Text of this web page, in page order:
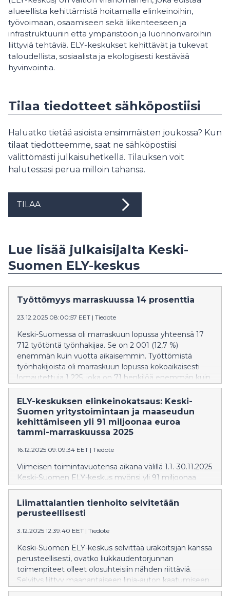
alueellista kehittämistä hoitamalla elinkeinoihin,
työvoimaan, osaamiseen sekä liikenteeseen ja
infrastruktuuriin että ympäristöön ja luonnonvaroihin
liittyviä tehtäviä. ELY-keskukset kehittävät ja tukevat
taloudellista, sosiaalista ja ekologisesti kestävää
hyvinvointia.
Tilaa tiedotteet sähköpostiisi
Haluatko tietää asioista ensimmäisten joukossa? Kun
tilaat tiedotteemme, saat ne sähköpostiisi
välittömästi julkaisuhetkellä. Tilauksen voit
halutessasi perua milloin tahansa.
TILAA
Lue lisää julkaisijalta Keski-
Suomen ELY-keskus
Työttömyys marraskuussa 14 prosenttia
23.12.2025 08:00:57 EET | Tiedote
Keski-Suomessa oli marraskuun lopussa yhteensä 17
712 työtöntä työnhakijaa. Se on 2 001 (12,7 %)
enemmän kuin vuotta aikaisemmin. Työttömistä
työnhakijoista oli marraskuun lopussa kokoaikaisesti
lomautettuja 1 225, joka on 71 henkilöä enemmän kuin
vuosi sitten. Lyhennettyä työviikkoa tekeviä
työnhakijoita oli 771, joka on 418 vähemmän kuin
vuotta aikaisemmin.
ELY-keskuksen elinkeinokatsaus: Keski-
Suomen yritystoimintaan ja maaseudun
kehittämiseen yli 91 miljoonaa euroa
tammi-marraskuussa 2025
16.12.2025 09:09:34 EET | Tiedote
Viimeisen toimintavuotensa aikana välillä 1.1.-30.11.2025
Keski-Suomen ELY-keskus myönsi yli 91 miljoonaa
euroa rahoitusta, joka mahdollisti merkittäviä
investointeja maaseudun kehittämiseen,
yritystoiminnan kasvuun ja työllisyyden edistämiseen.
Maakunnan kestävää kasvua ja kilpailukykyä
vahvistaviin TKI-toimiin panostettiin tänäkin vuonna.
saralla jatkaa 1.1.2026 toimintansa aloittava Keski-
Suomen elinvoimakeskus.
Liimattalantien tienhoito selvitetään
perusteellisesti
3.12.2025 12:39:40 EET | Tiedote
Keski-Suomen ELY-keskus selvittää urakoitsijan kanssa
perusteellisesti, ovatko liukkaudentorjunnan
toimenpiteet olleet olosuhteisiin nähden riittäviä.
Selvitys liittyy maanantaiseen linja-auton kaatumiseen
kyseisellä tiellä. Mikäli puutteita ilmenee, niihin